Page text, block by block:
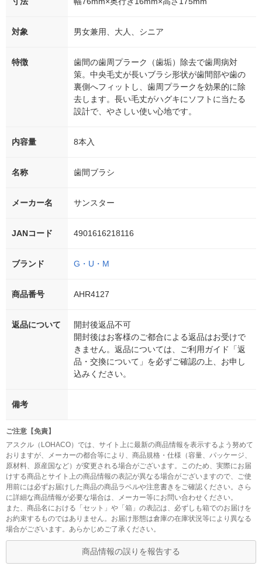
対象 男女兼用、大人、シニア
特徴
歯間の歯周プラーク（歯垢）除去で歯周病対
策。中央毛丈が長いブラシ形状が歯間部や歯の
裏側へフィットし、歯周プラークを効果的に除
去します。長い毛丈がハグキにソフトに当たる
設計で、やさしい使い心地です。
内容量 8本入
名称 歯間ブラシ
メーカー名 サンスター
JANコード 4901616218116
ブランド G・U・M
商品番号 AHR4127
返品について
開封後返品不可
開封後はお客様のご都合による返品はお受けで
きません。返品については、ご利用ガイド「返
品・交換について」を必ずご確認の上、お申し
込みください。
備考
ご注意【免責】
アスクル（LOHACO）では、サイト上に最新の商品情報を表示するよう努めて
おりますが、メーカーの都合等により、商品規格・仕様（容量、パッケージ、
原材料、原産国など）が変更される場合がございます。このため、実際にお届
けする商品とサイト上の商品情報の表記が異なる場合がございますので、ご使
用前には必ずお届けした商品の商品ラベルや注意書きをご確認ください。さら
に詳細な商品情報が必要な場合は、メーカー等にお問い合わせください。
また、商品名における「セット」や「箱」の表記は、必ずしも箱でのお届けを
お約束するものではありません。お届け形態は倉庫の在庫状況等により異なる
場合がございます。あらかじめご了承ください。
商品情報の誤りを報告する